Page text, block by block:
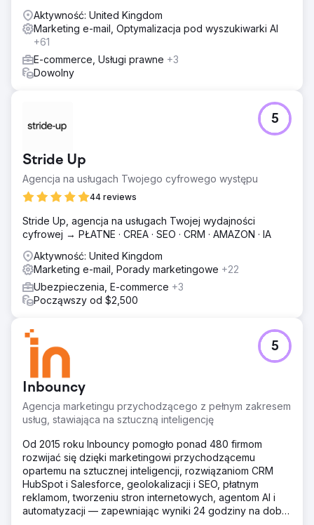
kliknięcie oraz oprogramowanie.
Aktywność: United Kingdom
Marketing e-mail, Optymalizacja pod wyszukiwarki AI
+61
E-commerce, Usługi prawne +3
Dowolny
Stride Up
Agencja na usługach Twojego cyfrowego występu
44 reviews
5
Stride Up, agencja na usługach Twojej wydajności
cyfrowej → PŁATNE · CREA · SEO · CRM · AMAZON · IA
Aktywność: United Kingdom
Marketing e-mail, Porady marketingowe +22
Ubezpieczenia, E-commerce +3
Począwszy od $2,500
Inbouncy
Agencja marketingu przychodzącego z pełnym zakresem
usług, stawiająca na sztuczną inteligencję
5
Od 2015 roku Inbouncy pomogło ponad 480 firmom
rozwijać się dzięki marketingowi przychodzącemu
opartemu na sztucznej inteligencji, rozwiązaniom CRM
HubSpot i Salesforce, geolokalizacji i SEO, płatnym
reklamom, tworzeniu stron internetowych, agentom AI i
automatyzacji — zapewniając wyniki 24 godziny na dobę,